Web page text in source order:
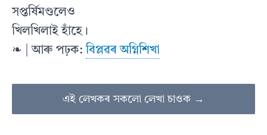
সপ্তৰ্ষিমণ্ডলেও
খিলখিলাই হাঁহে।
❧ | আৰু পঢ়ক:বিপ্লৱৰ অগ্নিশিখা
এই লেখকৰ সকলো লেখা চাওক →